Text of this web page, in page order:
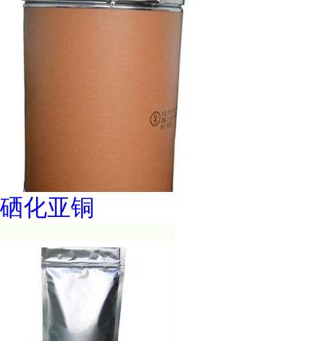
硒化亚铜